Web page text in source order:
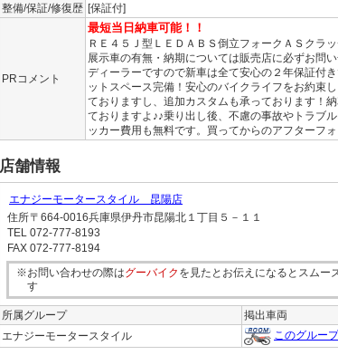
整備/保証/修復歴 [保証付]
PRコメント
最短当日納車可能！！
ＲＥ４５Ｊ型ＬＥＤＡＢＳ倒立フォークＡＳクラ
展示車の有無・納期については販売店に必ずお問
ディーラーですので新車は全て安心の２年保証付
ットスペース完備！安心のバイクライフをお約束
ておりますし、追加カスタムも承っております！
ておりますよ♪♪乗り出し後、不慮の事故やトラブ
ッカー費用も無料です。買ってからのアフターフ
店舗情報
エナジーモータースタイル 昆陽店
住所〒664-0016兵庫県伊丹市昆陽北１丁目５－１１
TEL 072-777-8193
FAX 072-777-8194
※お問い合わせの際はグーバイク を見たとお伝えになるとスムー
す
所属グループ
掲出車両
エナジーモータースタイル
このグルー